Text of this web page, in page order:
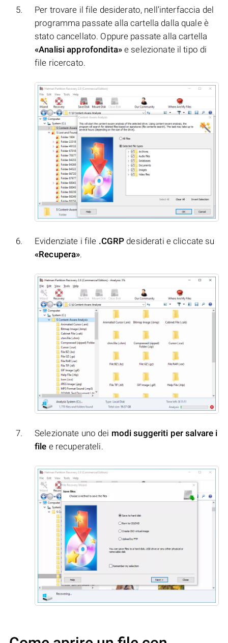
Per trovare il file desiderato, nell’interfaccia del
programma passate alla cartella dalla quale è
stato cancellato. Oppure passate alla cartella
«Analisi approfondita»e selezionate il tipo di
file ricercato.
Evidenziate i file .CGRP desiderati e cliccate su
«Recupera».
Selezionate uno dei modi suggeriti per salvare i
file e recuperateli.